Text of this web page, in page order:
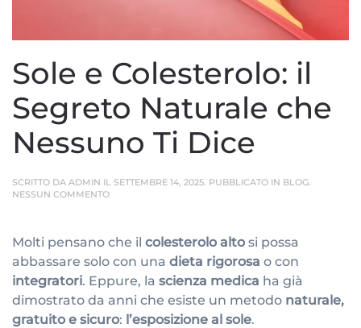
Sole e Colesterolo: il
Segreto Naturale che
Nessuno Ti Dice
SCRITTO DA ADMIN IL SETTEMBRE 14, 2025 . PUBBLICATO IN BLOG
NESSUN COMMENTOSU
IL
NATURALE
CHE
NESSUNO
TI
DICE
Molti pensano che il colesterolo alto si possa
abbassare solo con una dieta rigorosa o con
integratori. Eppure, la scienza medica ha già
dimostrato da anni che esiste un metodo naturale,
gratuito e sicuro: l’esposizione al sole.